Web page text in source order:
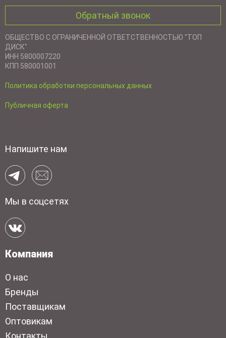
Обратный звонок
ОБЩЕСТВО С ОГРАНИЧЕННОЙ ОТВЕТСТВЕННОСТЬЮ "ТОП
ДИСК"
ИНН 5800007220
КПП 580001001
Политика обработки персональных данных
Публичная оферта
Напишите нам
Мы в соцсетях
Компания
О нас
Бренды
Поставщикам
Оптовикам